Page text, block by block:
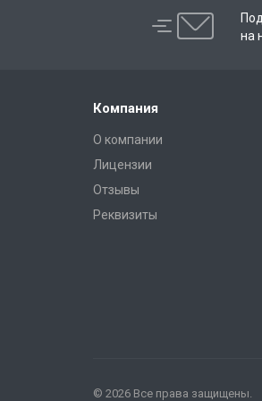
на
Компания
О компании
Лицензии
Отзывы
Реквизиты
© 2026 Все права защищены.